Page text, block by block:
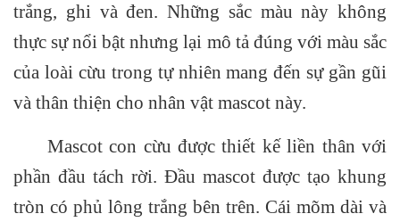
trắng, ghi và đen. Những sắc màu này không
thực sự nổi bật nhưng lại mô tả đúng với màu sắc
của loài cừu trong tự nhiên mang đến sự gần gũi
và thân thiện cho nhân vật mascot này.
Mascot con cừu được thiết kế liền thân với
phần đầu tách rời. Đầu mascot được tạo khung
tròn có phủ lông trắng bên trên. Cái mõm dài và